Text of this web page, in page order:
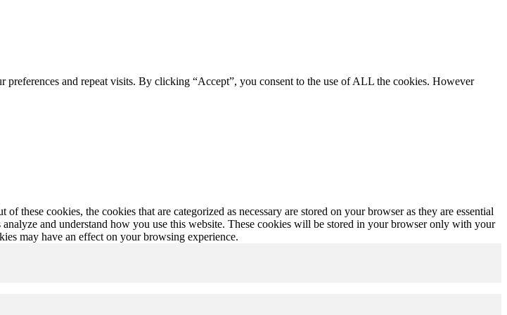
and repeat visits. By clicking “Accept”, you consent to the use of ALL the cookies. However
cookies, the cookies that are categorized as necessary are stored on your browser as they are essential
and understand how you use this website. These cookies will be stored in your browser only with your
may have an effect on your browsing experience.